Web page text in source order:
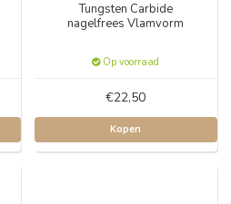
Tungsten Carbide
nagelfrees Vlamvorm
Op voorraad
€22,50
Kopen